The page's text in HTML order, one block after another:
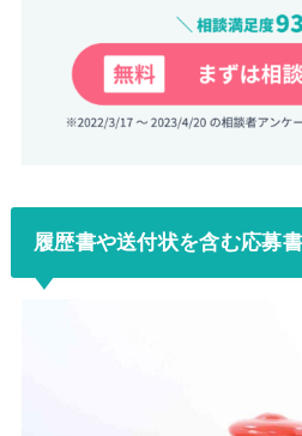
履歴書や送付状を含む応募